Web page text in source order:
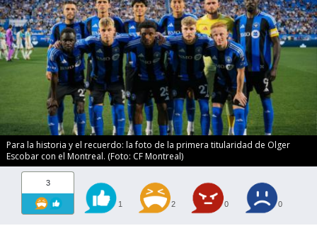
Para la historia y el recuerdo: la foto de la primera titularidad de Olger
Escobar con el Montreal. (Foto: CF Montreal)
3
1 2 0 0